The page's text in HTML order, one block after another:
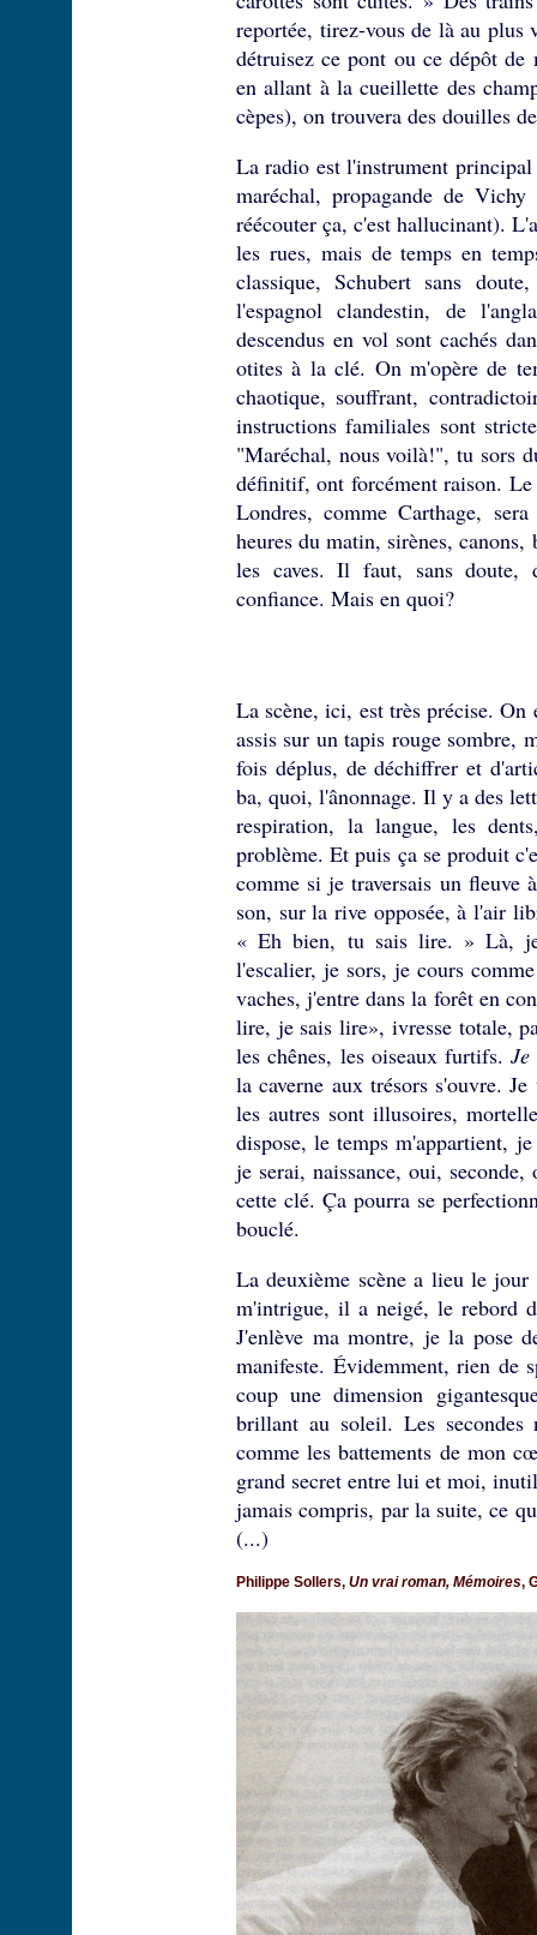
reportée, tirez-vous de là au plus
détruisez ce pont ou ce dépôt de
en allant à la cueillette des
cèpes), on trouvera des douilles
La radio est l'instrument
maréchal, propagande de
réécouter ça, c'est hallucinant).
les rues, mais de temps en
classique, Schubert sans
l'espagnol clandestin, de
descendus en vol sont cachés
otites à la clé. On m'opère de
chaotique, souffrant,
instructions familiales sont
"Maréchal, nous voilà!", tu sors
définitif, ont forcément raison.
Londres, comme Carthage,
heures du matin, sirènes, canons,
les caves. Il faut, sans doute,
confiance. Mais en quoi?
La scène, ici, est très précise. On
assis sur un tapis rouge sombre,
fois déplus, de déchiffrer et
ba, quoi, l'ânonnage. Il y a des
respiration, la langue, les
problème. Et puis ça se produit
comme si je traversais un
son, sur la rive opposée, à l'air
« Eh bien, tu sais lire. » Là,
l'escalier, je sors, je cours
vaches, j'entre dans la forêt en
lire, je sais lire», ivresse totale,
les chênes, les oiseaux furtifs.
la caverne aux trésors s'ouvre.
les autres sont illusoires,
dispose, le temps m'appartient,
je serai, naissance, oui,
cette clé. Ça pourra se
bouclé.
La deuxième scène a lieu le
m'intrigue, il a neigé, le rebord
J'enlève ma montre, je la pose
manifeste. Évidemment, rien
coup une dimension
brillant au soleil. Les secondes
comme les battements de mon
grand secret entre lui et moi,
jamais compris, par la suite, ce
(...)
Philippe Sollers, Un vrai roman, Mémoires,